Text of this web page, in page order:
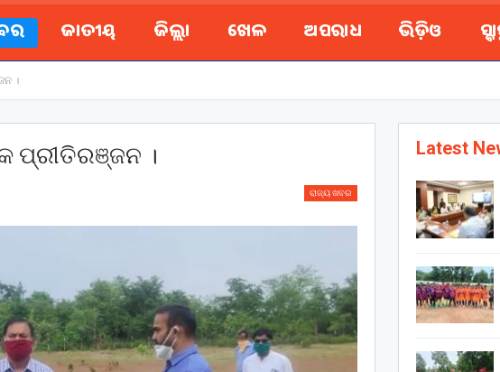
ଜାତୀୟ ଜିଲ୍ଲା ଖେଳ ଅପରାଧ ଭିଡ଼ିଓ
।
ପ୍ରୀତିରଞ୍ଜନ ।
ରାଜ୍ୟ ଖବର
Latest